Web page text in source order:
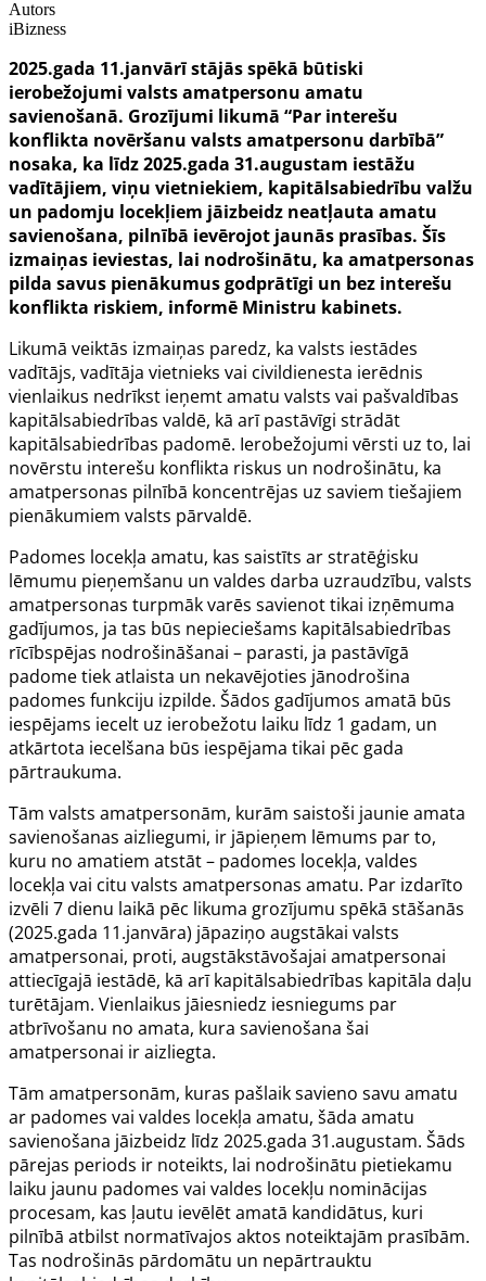
Autors
iBizness
2025.gada 11.janvārī stājās spēkā būtiski
ierobežojumi valsts amatpersonu amatu
savienošanā. Grozījumi likumā “Par interešu
konflikta novēršanu valsts amatpersonu darbībā”
nosaka, ka līdz 2025.gada 31.augustam iestāžu
vadītājiem, viņu vietniekiem, kapitālsabiedrību valžu
un padomju locekļiem jāizbeidz neatļauta amatu
savienošana, pilnībā ievērojot jaunās prasības. Šīs
izmaiņas ieviestas, lai nodrošinātu, ka amatpersonas
pilda savus pienākumus godprātīgi un bez interešu
konflikta riskiem, informē Ministru kabinets.
Likumā veiktās izmaiņas paredz, ka valsts iestādes
vadītājs, vadītāja vietnieks vai civildienesta ierēdnis
vienlaikus nedrīkst ieņemt amatu valsts vai pašvaldības
kapitālsabiedrības valdē, kā arī pastāvīgi strādāt
kapitālsabiedrības padomē. Ierobežojumi vērsti uz to, lai
novērstu interešu konflikta riskus un nodrošinātu, ka
amatpersonas pilnībā koncentrējas uz saviem tiešajiem
pienākumiem valsts pārvaldē.
Padomes locekļa amatu, kas saistīts ar stratēģisku
lēmumu pieņemšanu un valdes darba uzraudzību, valsts
amatpersonas turpmāk varēs savienot tikai izņēmuma
gadījumos, ja tas būs nepieciešams kapitālsabiedrības
rīcībspējas nodrošināšanai – parasti, ja pastāvīgā
padome tiek atlaista un nekavējoties jānodrošina
padomes funkciju izpilde. Šādos gadījumos amatā būs
iespējams iecelt uz ierobežotu laiku līdz 1 gadam, un
atkārtota iecelšana būs iespējama tikai pēc gada
pārtraukuma.
Tām valsts amatpersonām, kurām saistoši jaunie amata
savienošanas aizliegumi, ir jāpieņem lēmums par to,
kuru no amatiem atstāt – padomes locekļa, valdes
locekļa vai citu valsts amatpersonas amatu. Par izdarīto
izvēli 7 dienu laikā pēc likuma grozījumu spēkā stāšanās
(2025.gada 11.janvāra) jāpaziņo augstākai valsts
amatpersonai, proti, augstākstāvošajai amatpersonai
attiecīgajā iestādē, kā arī kapitālsabiedrības kapitāla daļu
turētājam. Vienlaikus jāiesniedz iesniegums par
atbrīvošanu no amata, kura savienošana šai
amatpersonai ir aizliegta.
Tām amatpersonām, kuras pašlaik savieno savu amatu
ar padomes vai valdes locekļa amatu, šāda amatu
savienošana jāizbeidz līdz 2025.gada 31.augustam. Šāds
pārejas periods ir noteikts, lai nodrošinātu pietiekamu
laiku jaunu padomes vai valdes locekļu nominācijas
procesam, kas ļautu ievēlēt amatā kandidātus, kuri
pilnībā atbilst normatīvajos aktos noteiktajām prasībām.
Tas nodrošinās pārdomātu un nepārtrauktu